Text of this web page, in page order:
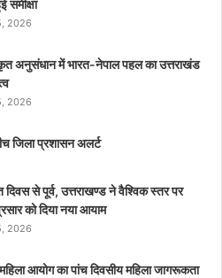
समीक्षा
2026
अनुसंधान में भारत-नेपाल पहल का उत्तराखंड
2026
जिला प्रशासन अलर्ट
से पूर्व, उत्तराखण्ड ने वैश्विक स्तर पर
को दिया नया आयाम
2026
आयोग का पांच दिवसीय महिला जागरूकता